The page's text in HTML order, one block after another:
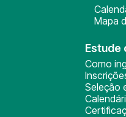
Mapa
Estude
Como
Seleção